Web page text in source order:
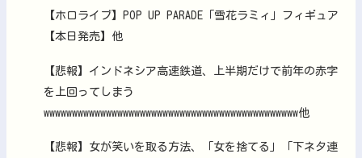
【ホロライブ】POP UP PARADE「雪花ラミィ」フィギュア
【本日発売】他
【悲報】インドネシア高速鉄道、上半期だけで前年の赤字
を上回ってしまう
wwwwwwwwwwwwwwwwwwwwwwwwwwwwwwwwwwwwwwwwwwwww他
【悲報】女が笑いを取る方法、「女を捨てる」「下ネタ連